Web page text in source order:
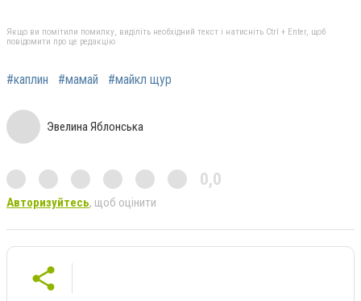
Якщо ви помітили помилку, виділіть необхідний текст і натисніть Ctrl + Enter, щоб
повідомити про це редакцію
#каплин #мамай #майкл щур
Эвелина Яблонська
0,0
Авторизуйтесь, щоб оцінити